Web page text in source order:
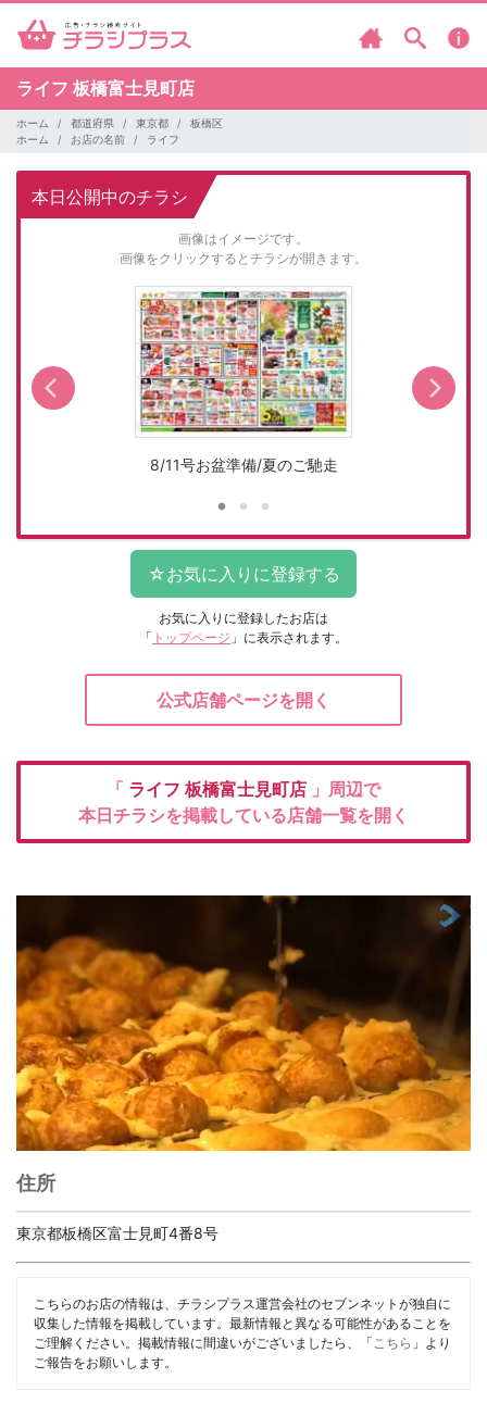
ライフ 板橋富士見町店
ホーム 都道府県 東京都
板橋区
ホーム
お店の名前 ライフ
本日公開中のチラシ
画像はイメージです。
画像をクリックするとチラシが開きます。
8/11号お盆準備/夏のご馳走
お気に入りに登録したお店は
「 トップページ 」に表示されます。
公式店舗ページを開く
「 ライフ 板橋富士見町店 」周辺で
本日チラシを掲載している店舗一覧を開く
住所
東京都板橋区富士見町4番8号
こちらのお店の情報は、チラシプラス運営会社のセブンネットが独自に
収集した情報を掲載しています。最新情報と異なる可能性があることを
ご理解ください。掲載情報に間違いがございましたら、「こちら 」より
ご報告をお願いします。